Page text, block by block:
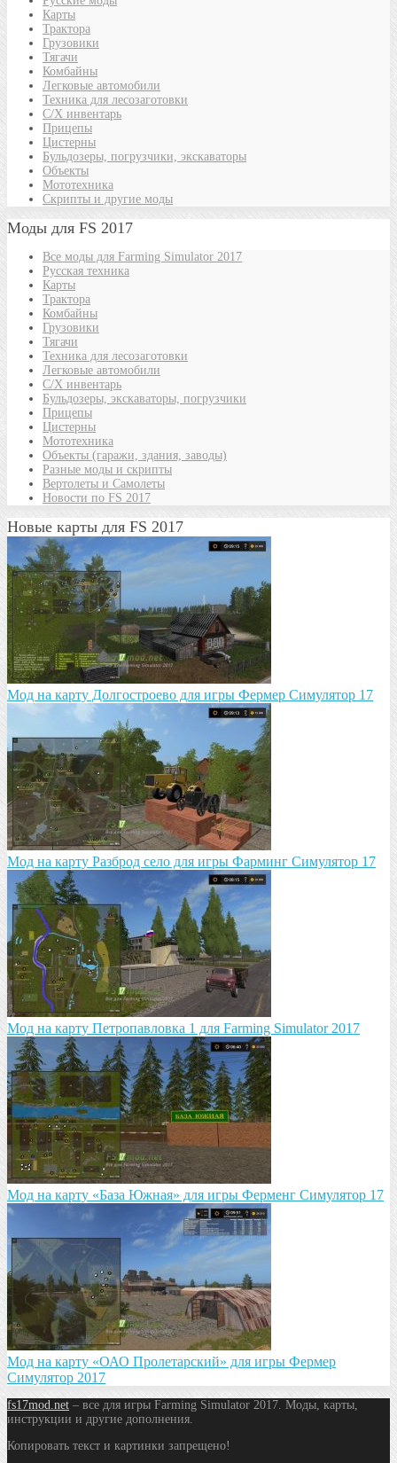
Карты
Трактора
Грузовики
Тягачи
Комбайны
Легковые автомобили
Техника для лесозаготовки
С/Х инвентарь
Прицепы
Цистерны
Бульдозеры, погрузчики, экскаваторы
Объекты
Мототехника
Скрипты и другие моды
Моды для FS 2017
Все моды для Farming Simulator 2017
Русская техника
Карты
Трактора
Комбайны
Грузовики
Тягачи
Техника для лесозаготовки
Легковые автомобили
С/Х инвентарь
Бульдозеры, экскаваторы, погрузчики
Прицепы
Цистерны
Мототехника
Объекты (гаражи, здания, заводы)
Разные моды и скрипты
Вертолеты и Самолеты
Новости по FS 2017
Новые карты для FS 2017
Мод на карту Долгостроево для игры Фермер Симулятор 17
Mод на карту Разброд село для игры Фарминг Симулятор 17
Мод на карту Петропавловка 1 для Farming Simulator 2017
Мод на карту «База Южная» для игры Ферменг Симулятор 17
Мод на карту «ОАО Пролетарский» для игры Фермер
Симулятор 2017
fs17mod.net – все для игры Farming Simulator 2017. Моды, карты,
инструкции и другие дополнения.
Копировать текст и картинки запрещено!